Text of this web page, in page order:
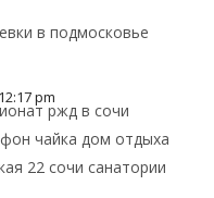
в подмосковье
pm
ржд в сочи
чайка дом отдыха
22 сочи санатории